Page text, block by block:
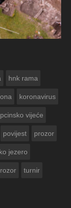
hnk rama
koronavirus
vijeće
povijest prozor
jezero
turnir